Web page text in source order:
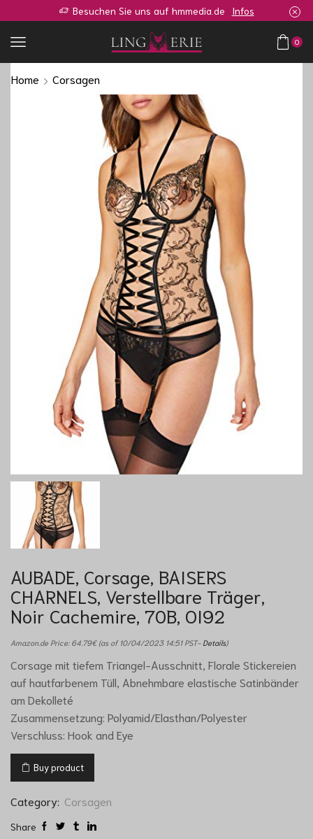
Sie sind auf der Suche nach so einen oder ähnlichen Shop? Zur Anfrage
0
Home Corsagen
AUBADE, Corsage, BAISERS
CHARNELS, Verstellbare Träger,
Noir Cachemire, 70B, OI92
Amazon.de Price: 64.79€(as of 10/04/2023 14:51 PST- Details)
Corsage mit tiefem Triangel-Ausschnitt, Florale Stickereien
auf hautfarbenem Tüll, Abnehmbare elastische Satinbänder
am Dekolleté
Zusammensetzung: Polyamid/Elasthan/Polyester
Verschluss: Hook and Eye
Buy product
Category: Corsagen
Share